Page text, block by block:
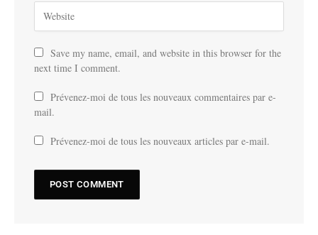
Save my name, email, and website in this browser for the
next time I comment.
Prévenez-moi de tous les nouveaux commentaires par e-
mail.
Prévenez-moi de tous les nouveaux articles par e-mail.